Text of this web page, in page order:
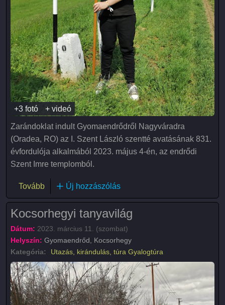
+3 fotó + videó
Zarándoklat indult Gyomaendrődről Nagyváradra
(Oradea, RO) az I. Szent László szentté avatásának 831.
évfordulója alkalmából 2023. május 4-én, az endrődi
Szent Imre templomból.
Tovább(Szent László gyalogzarándoklat Gyomaendrőd-
Új hozzászólás
Kocsorhegyi tanyavilág
Dátum: 2023. március 11. (szombat)
Helyszín: Gyomaendrőd, Kocsorhegy
Kategória:
Utazás, kirándulás, túra Gyalogtúra